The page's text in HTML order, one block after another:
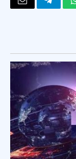
واتسابتيلقرامالبريد